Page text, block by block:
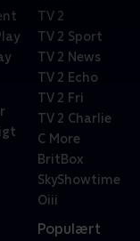
TV 2
TV 2 Sport
TV 2 News
TV 2 Echo
TV 2 Fri
TV 2 Charlie
C More
BritBox
SkyShowtime
Oiii
Populært